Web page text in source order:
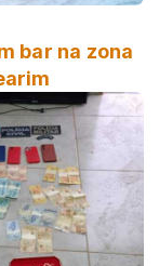
bar na zona